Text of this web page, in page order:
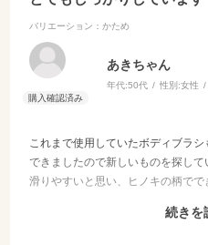
バリエーション：かため
あきちゃん
年代:50代 性別:女性
これまで使用していたボディブラ
できましたので新しいものを探し
滑りやすいと思い、ヒノキの柄で
握りやすくて角度も良くて使いや
続きを